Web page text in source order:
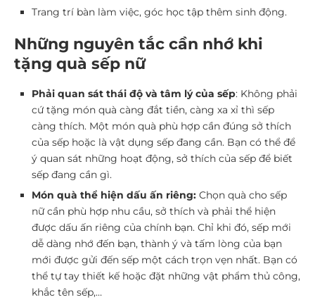
Trang trí bàn làm việc, góc học tập thêm sinh động.
Những nguyên tắc cần nhớ khi
tặng quà sếp nữ
Phải quan sát thái độ và tâm lý của sếp: Không phải
cứ tặng món quà càng đắt tiền, càng xa xỉ thì sếp
càng thích. Một món quà phù hợp cần đúng sở thích
của sếp hoặc là vật dụng sếp đang cần. Bạn có thể để
ý quan sát những hoạt động, sở thích của sếp để biết
sếp đang cần gì.
Món quà thể hiện dấu ấn riêng: Chọn quà cho sếp
nữ cần phù hợp nhu cầu, sở thích và phải thể hiện
được dấu ấn riêng của chính bạn. Chỉ khi đó, sếp mới
dễ dàng nhớ đến bạn, thành ý và tấm lòng của bạn
mới được gửi đến sếp một cách trọn vẹn nhất. Bạn có
thể tự tay thiết kế hoặc đặt những vật phẩm thủ công,
khắc tên sếp,…